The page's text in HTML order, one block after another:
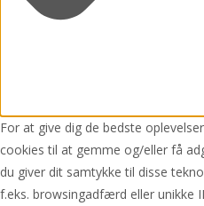
For at give dig de bedste
cookies til at gemme og/eller få
du giver dit samtykke til disse
f.eks. browsingadfærd eller unikke